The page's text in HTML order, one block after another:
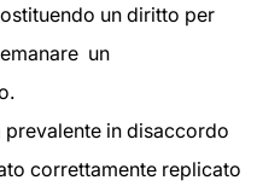
un diritto per
un
in disaccordo
correttamente replicato